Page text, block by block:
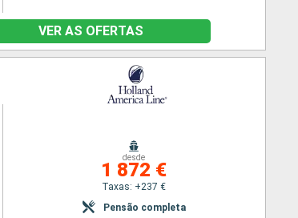
VER AS OFERTAS
desde
1 872 €
Taxas: +237 €
Pensão completa